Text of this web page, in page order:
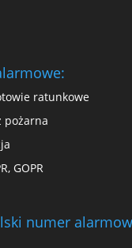
ratunkowe
pożarna
GOPR
numer